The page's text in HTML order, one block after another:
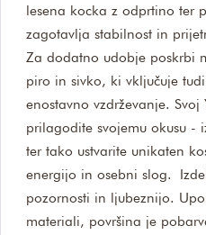
lesena kocka z odprtino ter
zagotavlja stabilnost in
Za dodatno udobje poskrbi
piro in sivko, ki vključuje
enostavno vzdrževanje.
prilagodite svojemu okusu -
ter tako ustvarite unikaten
energijo in osebni slog.
pozornosti in ljubeznijo.
materiali, površina je